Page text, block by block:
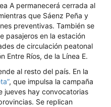
A permanecerá cerrada al
que Sáenz Peña y
preventivas. También se
pasajeros en la estación
de circulación peatonal
Entre Ríos, de la Línea E.
al resto del país. En la
, que impulsa la campaña
jueves hay convocatorias
Se replican